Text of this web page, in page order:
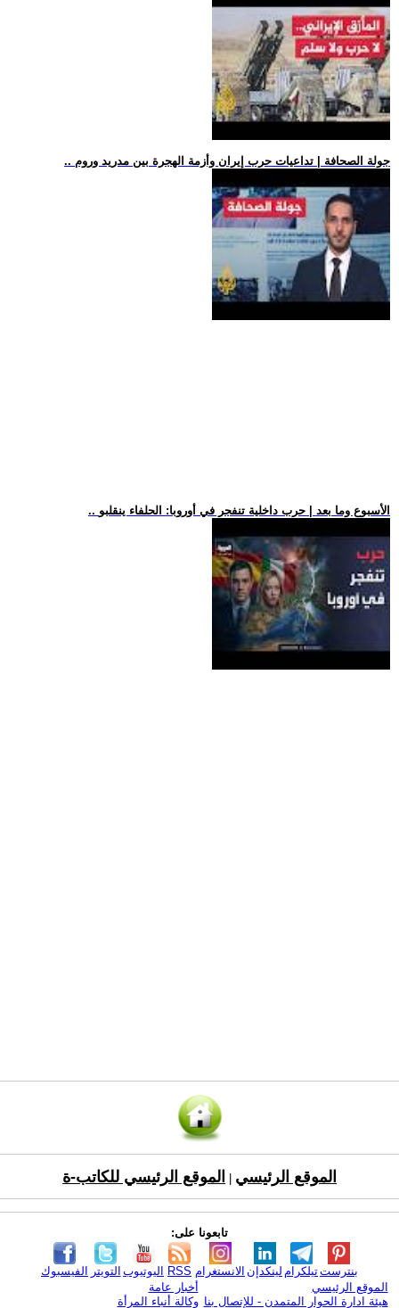
.. جولة الصحافة | تداعيات حرب إيران وأزمة الهجرة بين مدريد وروم
.. الأسبوع وما بعد | حرب داخلية تنفجر في أوروبا: الحلفاء ينقلبو
الموقع الرئيسي الموقع الرئيسي للكاتب-ة
تابعونا على:
الفيسبوك التويتر اليوتيوب RSS الانستغرام لينكدإن تيلكرامبنترست
الموقع الرئيسي
هيئة ادارة الحوار المتمدن - للإتصال بنا
أخبار عامة
وكالة أنباء المرأة